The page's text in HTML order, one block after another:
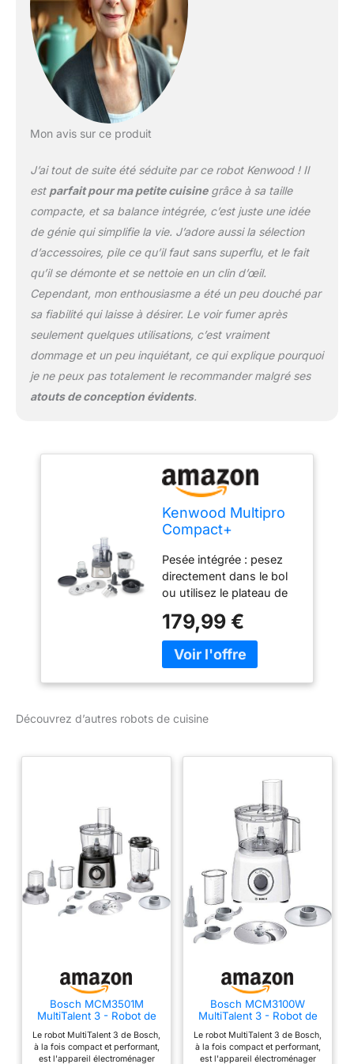
un petit format Fouet en
métal à double batteur,
outil à pâte et 3 disques
à trancher/râper pour le
robot culinaire – Offrant
une performance
seulement plus rapide,
mais permet d'obtenir un
meilleur résultat final
Mon avis sur ce produit
J’ai tout de suite été séduite par ce robot Kenwood ! Il
est parfait pour ma petite cuisinegrâce à sa taille
compacte, et sa balance intégrée, c’est juste une idée
de génie qui simplifie la vie. J’adore aussi la sélection
d’accessoires, pile ce qu’il faut sans superflu, et le fait
qu’il se démonte et se nettoie en un clin d’œil.
Cependant, mon enthousiasme a été un peu douché par
sa fiabilité qui laisse à désirer. Le voir fumer après
seulement quelques utilisations, c’est vraiment
dommage et un peu inquiétant, ce qui explique pourquoi
je ne peux pas totalement le recommander malgré ses
atouts de conception évidents.
Kenwood Multipro
Compact+
de cuisine compact
avec balance
intégrée, lame en
acier inoxydable, 3
plateaux de travail
et 6 autres
accessoires, boîtier
en métal, 800 W,
Pesée intégrée : pesez
directement dans le bol
ou utilisez le plateau de
lorsque la précision est
essentielle. Offre la
possibilité de passer de
Moulin à verre : la seule
alimentaires compacts à
avantages d'un robot
culinaire plus grand dans
un petit format Fouet en
métal à double batteur,
outil à pâte et 3 disques
à trancher/râper pour le
robot culinaire – Offrant
une performance
supérieure pour battre
crème et faire de la pâte.
Kenwood est non
seulement plus rapide,
mais permet d'obtenir un
meilleur résultat final
179,99 €
Découvrez d’autres robots de cuisine
Bosch MCM3501M
MultiTalent 3 - Robot de
Blender
Le robot MultiTalent 3 de Bosch,
à la fois compact et performant,
est l'appareil électroménager
Bosch MCM3100W
MultiTalent 3 - Robot de
Le robot MultiTalent 3 de Bosch,
à la fois compact et performant,
est l'appareil électroménager